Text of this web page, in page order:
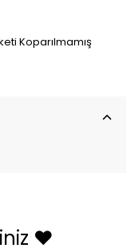
Koparılmamış
❤️